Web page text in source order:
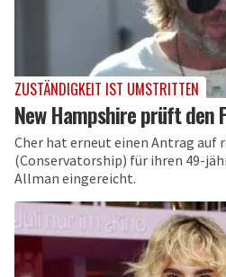
ZUSTÄNDIGKEIT IST UMSTRITTEN
New Hampshire prüft den
Cher hat erneut einen Antrag auf
(Conservatorship) für ihren 49-
Allman eingereicht.